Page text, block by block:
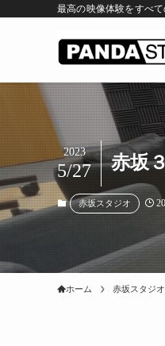
最高の映像体験をすべて
赤坂
2023
5/27
赤坂スタジオ
ホーム 赤坂スタジオ